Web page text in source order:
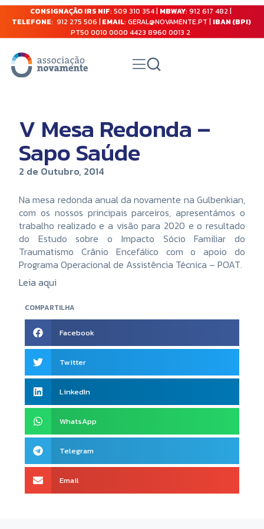
CONSIGNAÇÃO IRS NIF: 509 310 354 | MBWAY: 912 617 482 |
TELEFONE: 912 275 506 | EMAIL: GERAL@NOVAMENTE.PT | IBAN (BPI)
PT50 0010 0000 4423 8960 0013 2
COMPARTILHA
Facebook
Twitter
LinkedIn
WhatsApp
Telegram
Email
V Mesa Redonda –
Sapo Saúde
2 de Outubro, 2014
Na mesa redonda anual da novamente na Gulbenkian,
com os nossos principais parceiros, apresentámos o
trabalho realizado e a visão para 2020 e o resultado
do Estudo sobre o Impacto Sócio Familiar do
Traumatismo Crânio Encefálico com o apoio do
Programa Operacional de Assistência Técnica – POAT.
Leia aqui